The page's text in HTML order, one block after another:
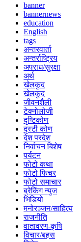
banner
bannernews
education
English
tags
अन्तरवार्ता
अन्तर्राष्ट्रिय
अपराध/सुरक्षा
अर्थ
खेलकुद
खेलकुद
जीवनशैली
टेक्नोलोजी
दृष्टिकोण
दृस्टी कोण
देश परदेश
निर्वाचन बिशेष
पर्यटन
फोटो कथा
फोटो फिचर
फोटो समाचार
ब्रेकिंग न्युज
भिडियो
मनोरञ्जन/साहित्य
राजनीति
वातावरण-कृषि
विचार/बहस